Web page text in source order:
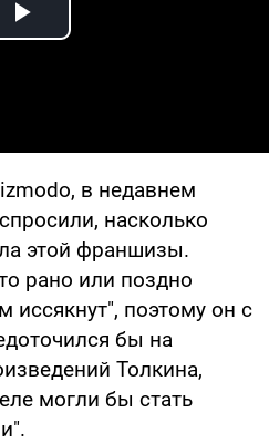
Play Video
в недавнем
насколько
этой франшизы.
рано или поздно
иссякнут", поэтому он с
бы на
Толкина,
могли бы стать